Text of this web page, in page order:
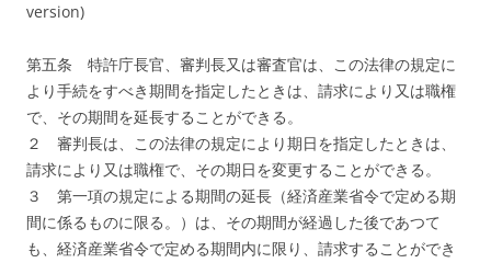
version)
第五条 特許庁長官、審判長又は審査官は、この法律の規定に
より手続をすべき期間を指定したときは、請求により又は職権
で、その期間を延長することができる。
２ 審判長は、この法律の規定により期日を指定したときは、
請求により又は職権で、その期日を変更することができる。
３ 第一項の規定による期間の延長（経済産業省令で定める期
間に係るものに限る。）は、その期間が経過した後であつて
も、経済産業省令で定める期間内に限り、請求することができ